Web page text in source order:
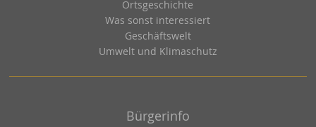
Ortsgeschichte
Was sonst interessiert
Geschäftswelt
Umwelt und Klimaschutz
Bürgerinfo